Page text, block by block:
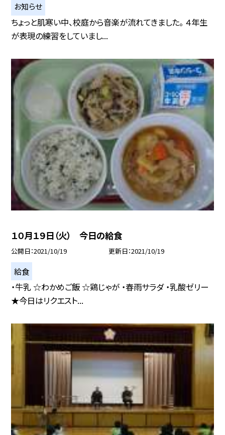
お知らせ
ちょっと肌寒い中、校庭から音楽が流れてきました。 ４年生
が表現の練習をしていまし...
１０月１９日（火） 今日の給食
公開日 2021/10/19 更新日 2021/10/19
給食
・牛乳 ☆わかめご飯 ☆鶏じゃが ・春雨サラダ ・乳酸ゼリー
★今日はリクエスト...